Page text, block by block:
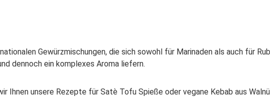
Gewürzmischungen, die sich sowohl für Marinaden als auch für
dennoch ein komplexes Aroma liefern.
Ihnen unsere Rezepte für Satè Tofu Spieße oder vegane Kebab aus